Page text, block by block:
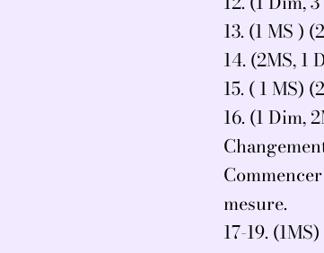
13. (1 MS )
14. (2MS, 1
15. ( 1 MS)
16. (1 Dim,
mesure.
17-19.